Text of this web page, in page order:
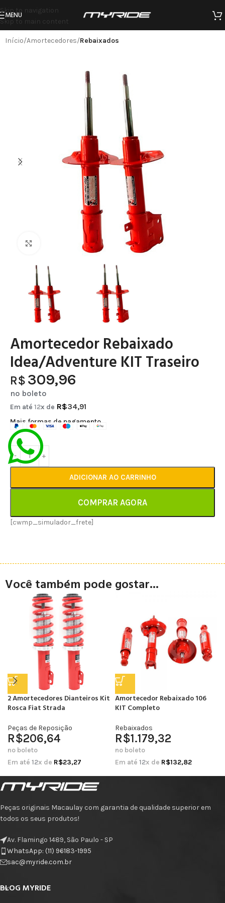
Skip to navigation
Skip to main content
MENU
Início Amortecedores Rebaixados
Clique para ampliar
Amortecedor Rebaixado
Idea/Adventure KIT Traseiro
R$ 309,96
no boleto
Em até 12x de R$34,91
Mais formas de pagamento
ADICIONAR AO CARRINHO
COMPRAR AGORA
[cwmp_simulador_frete]
Você também pode gostar...
2 Amortecedores Dianteiros Kit
Rosca Fiat Strada
Peças de Reposição
R$206,64
no boleto
Em até 12x de R$23,27
Amortecedor Rebaixado 106
KIT Completo
Rebaixados
R$1.179,32
no boleto
Em até 12x de R$132,82
Peças originais Macaulay com garantia de qualidade superior em
todos os seus produtos!
Av. Flamingo 1489, São Paulo - SP
WhatsApp: (11) 96183-1995
sac@myride.com.br
BLOG MYRIDE